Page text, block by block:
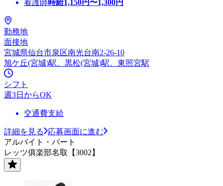
看護師時給1,150円〜1,300円
勤務地
面接地
宮城県仙台市泉区南光台南2-26-10
旭ケ丘(宮城)駅、黒松(宮城)駅、東照宮駅
シフト
週3日からOK
交通費支給
詳細を見る
応募画面に進む
アルバイト・パート
レッツ俱楽部名取【3002】